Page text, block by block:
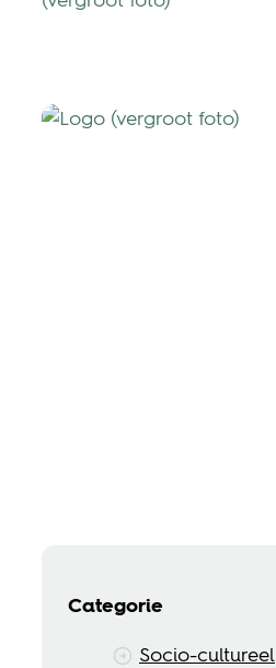
Categorie
Socio-cultureel